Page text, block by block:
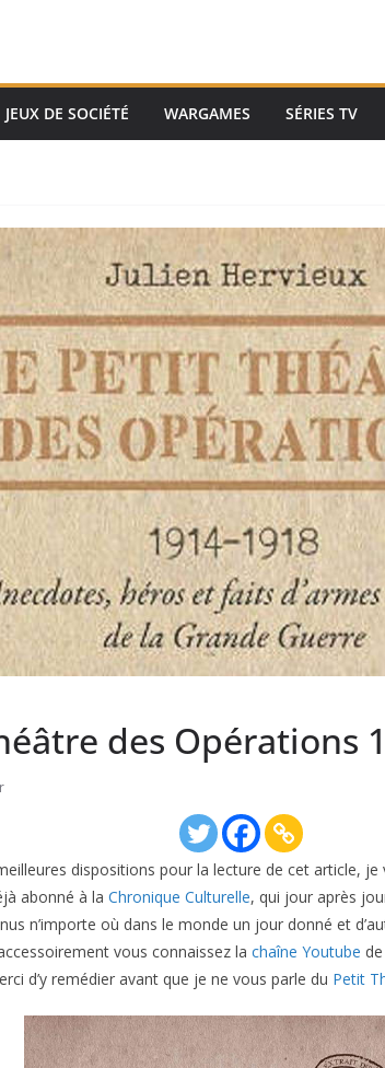
JEUX DE SOCIÉTÉ WARGAMES SÉRIES TV
des Opérations
dispositions pour la lecture de cet article, je
abonné à la Chronique Culturelle, qui jour après
n’importe où dans le monde un jour donné et
vous connaissez la chaîne Youtube
d’y remédier avant que je ne vous parle du Petit